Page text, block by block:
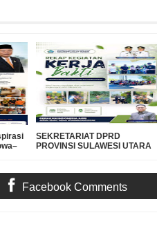
SEKRETARIAT DPRD
PROVINSI SULAWESI UTARA
LINGKUNGAN BERSIH DAN
LESTARI
Facebook Comments